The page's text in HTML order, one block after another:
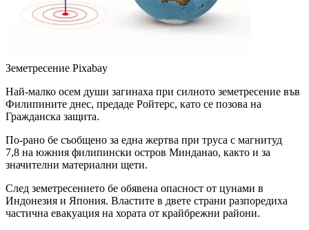
Земетресение Pixabay
Най-малко осем души загинаха при силното земетресение във
Филипините днес, предаде Ройтерс, като се позова на
Гражданска защита.
По-рано бе съобщено за една жертва при труса с магнитуд
7,8 на южния филипински остров Минданао, както и за
значителни материални щети.
След земетресението бе обявена опасност от цунами в
Индонезия и Япония. Властите в двете страни разпоредиха
частична евакуация на хората от крайбрежни райони.